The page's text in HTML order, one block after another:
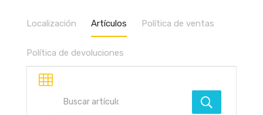
Localización Artículos Política de ventas
Política de devoluciones